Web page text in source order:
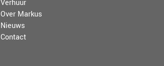
Verhuur
Over Markus
Nieuws
Contact